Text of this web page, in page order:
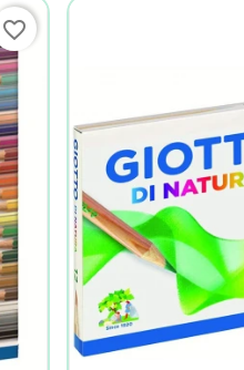
favorite_border